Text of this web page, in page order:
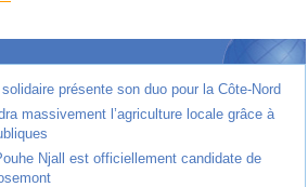
présente son duo pour la Côte-Nord
massivement l’agriculture locale grâce à
Njall est officiellement candidate de